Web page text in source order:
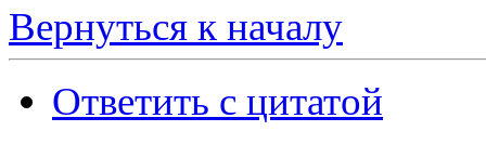
Вернуться к началу
Ответить с цитатой